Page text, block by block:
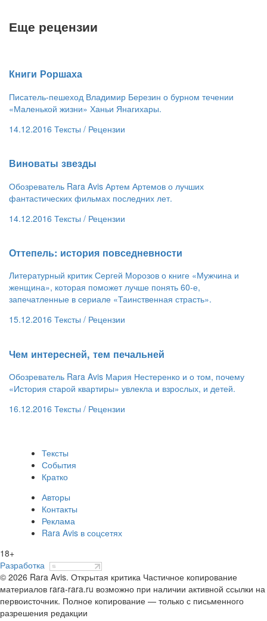
Еще рецензии
​Книги Роршаха
Писатель-пешеход Владимир Березин о бурном течении
«Маленькой жизни» Ханьи Янагихары.
14.12.2016 Тексты / Рецензии
​Виноваты звезды
Обозреватель Rara Avis Артем Артемов о лучших
фантастических фильмах последних лет.
14.12.2016 Тексты / Рецензии
​Оттепель: история повседневности
Литературный критик Сергей Морозов о книге «Мужчина и
женщина», которая поможет лучше понять 60-е,
запечатленные в сериале «Таинственная страсть».
15.12.2016 Тексты / Рецензии
​Чем интересней, тем печальней
Обозреватель Rara Avis Мария Нестеренко и о том, почему
«История старой квартиры» увлекла и взрослых, и детей.
16.12.2016 Тексты / Рецензии
Тексты
События
Кратко
Авторы
Контакты
Реклама
Rara Avis в соцсетях
18+
Разработка
© 2026 Rara Avis. Открытая критика Частичное копирование
материалов rara-rara.ru возможно при наличии активной ссылки на
первоисточник. Полное копирование — только с письменного
разрешения редакции